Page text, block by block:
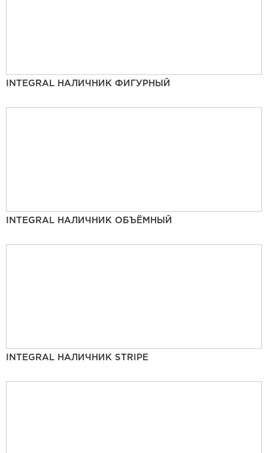
INTEGRAL НАЛИЧНИК ФИГУРНЫЙ
INTEGRAL НАЛИЧНИК ОБЪЁМНЫЙ
INTEGRAL НАЛИЧНИК STRIPE